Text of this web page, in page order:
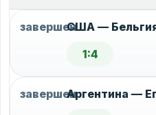
завершенСША —
1:4
завершенАргентина —